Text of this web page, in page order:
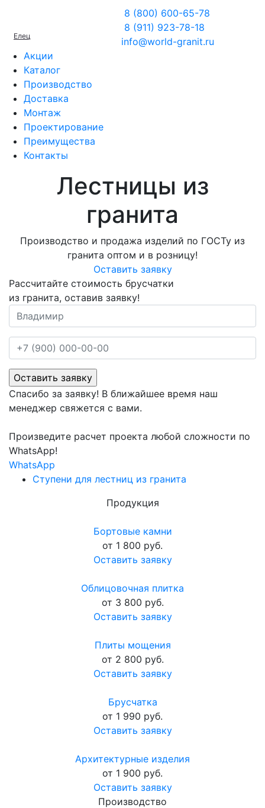
Елец
8 (800) 600-65-78
8 (911) 923-78-18
info@world-granit.ru
Акции
Каталог
Производство
Доставка
Монтаж
Проектирование
Преимущества
Контакты
Лестницы из
гранита
Производство и продажа изделий по ГОСТу из
гранита оптом и в розницу!
Оставить заявку
Рассчитайте стоимость брусчатки
из гранита, оставив заявку!
Спасибо за заявку! В ближайшее время наш
менеджер свяжется с вами.
Произведите расчет проекта любой сложности по
WhatsApp!
WhatsApp
Ступени для лестниц из гранита
Продукция
Бортовые камни
от 1 800 руб.
Оставить заявку
Облицовочная плитка
от 3 800 руб.
Оставить заявку
Плиты мощения
от 2 800 руб.
Оставить заявку
Брусчатка
от 1 990 руб.
Оставить заявку
Архитектурные изделия
от 1 900 руб.
Оставить заявку
Производство